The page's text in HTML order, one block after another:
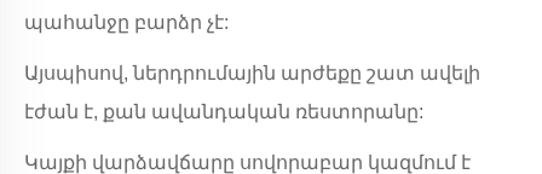
պահանջը բարձր չէ:
Այսպիսով, ներդրումային արժեքը շատ ավելի
էժան է, քան ավանդական ռեստորանը:
Կայքի վարձավճարը սովորաբար կազմում է